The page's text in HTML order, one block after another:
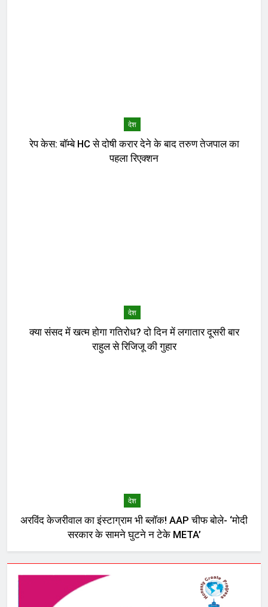
देश
रेप केस: बॉम्बे HC से दोषी करार देने के बाद तरुण तेजपाल का
पहला रिएक्शन
देश
क्या संसद में खत्म होगा गतिरोध? दो दिन में लगातार दूसरी बार
राहुल से रिजिजू की गुहार
देश
अरविंद केजरीवाल का इंस्टाग्राम भी ब्लॉक! AAP चीफ बोले- ‘मोदी
सरकार के सामने घुटने न टेके META’